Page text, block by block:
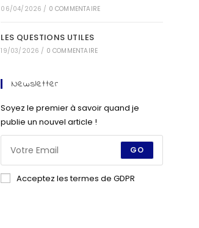
06/04/2026 / 0 COMMENTAIRE
LES QUESTIONS UTILES
19/03/2026 / 0 COMMENTAIRE
Newsletter
Soyez le premier à savoir quand je
publie un nouvel article !
GO
Acceptez les termes de GDPR